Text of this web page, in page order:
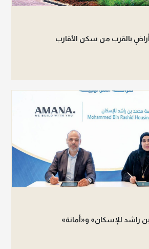
بالقرب من سكن الأقارب
راشد للإسكان» و«أمانة»